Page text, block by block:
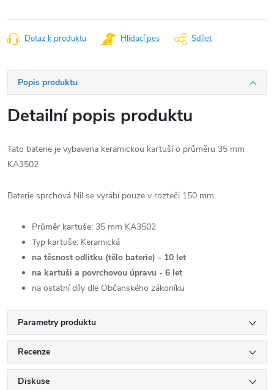
Dotaz k produktu Hlídací pes Sdílet
Popis produktu
Detailní popis produktu
Tato baterie je vybavena keramickou kartuší o průměru 35 mm
KA3502
Baterie sprchová Nil se vyrábí pouze v rozteči 150 mm.
Průměr kartuše: 35 mm KA3502
Typ kartuše: Keramická
na těsnost odlitku (tělo baterie) - 10 let
na kartuši a povrchovou úpravu - 6 let
na ostatní díly dle Občanského zákoníku
Parametry produktu
Recenze
Diskuse